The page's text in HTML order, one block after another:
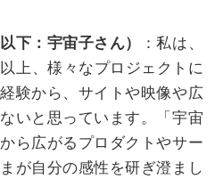
下：宇宙子さん）
：私は、
上、様々なプロジェクトに
験から、サイトや映像や広
いと思っています。「宇宙
ら広がるプロダクトやサー
が自分の感性を研ぎ澄まし